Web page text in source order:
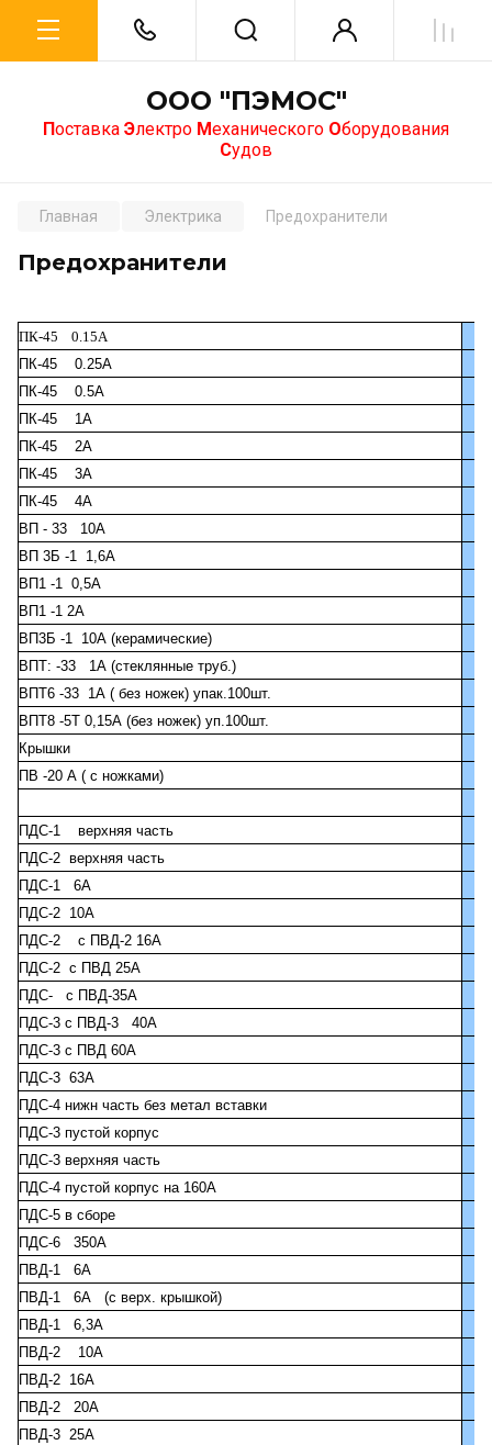
ООО "ПЭМОС"
Поставка Электро Механического Оборудования
Судов
Главная Электрика Предохранители
Предохранители
ПК-45 0.15А
ПК-45 0.25А
ПК-45 0.5А
ПК-45 1А
ПК-45 2А
ПК-45 3А
ПК-45 4А
ВП - 33 10А
ВП 3Б -1 1,6А
ВП1 -1 0,5А
ВП1 -1 2А
ВП3Б -1 10А (керамические)
ВПТ: -33 1А (стеклянные труб.)
ВПТ6 -33 1А ( без ножек) упак.100шт.
ВПТ8 -5Т 0,15А (без ножек) уп.100шт.
Крышки
ПВ -20 А ( с ножками)
ПДС-1 верхняя часть
ПДС-2 верхняя часть
ПДС-1 6А
ПДС-2 10А
ПДС-2 с ПВД-2 16А
ПДС-2 с ПВД 25А
ПДС- с ПВД-35А
ПДС-3 с ПВД-3 40А
ПДС-3 с ПВД 60А
ПДС-3 63А
ПДС-4 нижн часть без метал вставки
ПДС-3 пустой корпус
ПДС-3 верхняя часть
ПДС-4 пустой корпус на 160А
ПДС-5 в сборе
ПДС-6 350А
ПВД-1 6А
ПВД-1 6А (с верх. крышкой)
ПВД-1 6,3А
ПВД-2 10А
ПВД-2 16А
ПВД-2 20А
ПВД-3 25А